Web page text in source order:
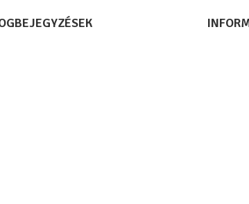
hidratált lesz. Alga kivonat a bőr